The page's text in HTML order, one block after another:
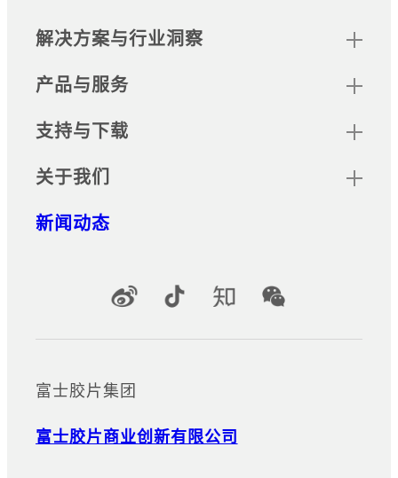
网站地图
解决方案与行业洞察
产品与服务
支持与下载
关于我们
新闻动态
官方社交媒体账号
富士胶片集团
富士胶片商业创新有限公司